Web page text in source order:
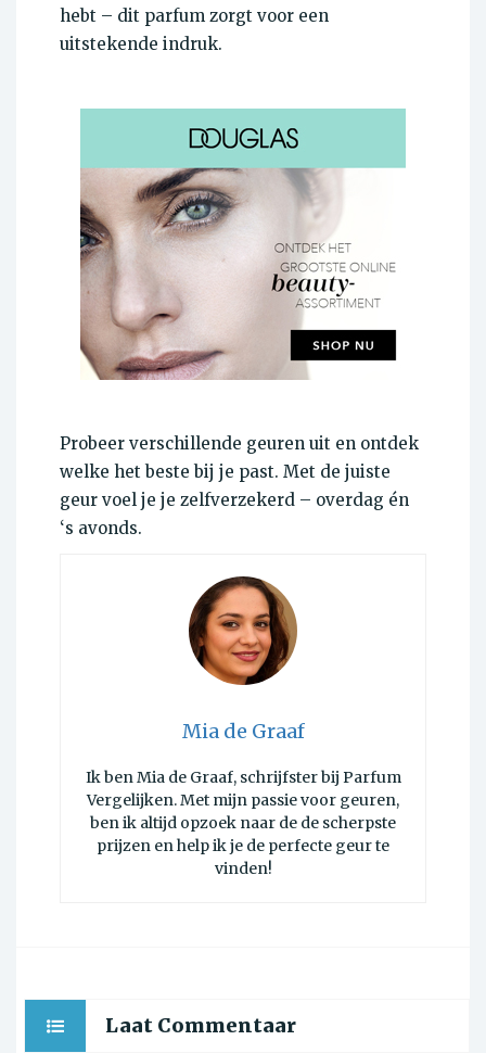
hebt – dit parfum zorgt voor een
uitstekende indruk.
Probeer verschillende geuren uit en ontdek
welke het beste bij je past. Met de juiste
geur voel je je zelfverzekerd – overdag én
‘s avonds.
Mia de Graaf
Ik ben Mia de Graaf, schrijfster bij Parfum
Vergelijken. Met mijn passie voor geuren,
ben ik altijd opzoek naar de de scherpste
prijzen en help ik je de perfecte geur te
vinden!
Laat Commentaar